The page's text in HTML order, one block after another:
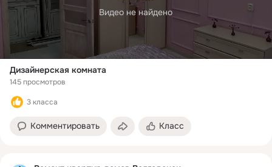
Видео не найдено
Дизайнерская комната
145 просмотров
3 класса
Комментировать Класс